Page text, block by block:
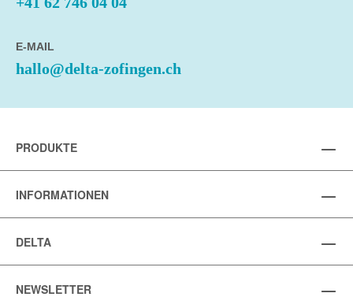
E-MAIL
hallo@delta-zofingen.ch
PRODUKTE
INFORMATIONEN
DELTA
NEWSLETTER